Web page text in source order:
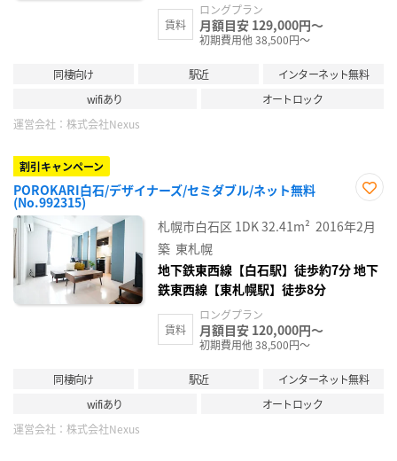
賃料
ロングプラン
月額目安 129,000円～
初期費用他 38,500円～
同棲向け 駅近
インターネット無料
wifiあり
オートロック
運営会社： 株式会社Nexus
割引キャンペーン
POROKARI白石/デザイナーズ/セミダブル/ネット無料
(No.992315)
に入
り登
札幌市白石区 1DK32.41m² 2016年2月
築 東札幌
地下鉄東西線【白石駅】徒歩約7分 地下
鉄東西線【東札幌駅】徒歩8分
賃料
ロングプラン
月額目安 120,000円～
初期費用他 38,500円～
同棲向け 駅近
インターネット無料
wifiあり
オートロック
運営会社： 株式会社Nexus